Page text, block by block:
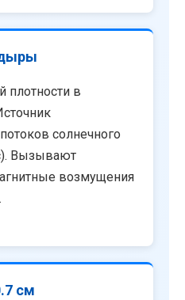
плотности в
солнечного
Вызывают
возмущения
см